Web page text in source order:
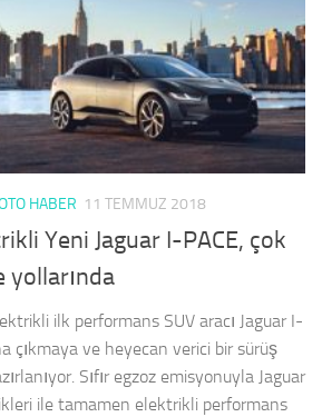
HABER 11 TEMMUZ 2018
Yeni Jaguar I-PACE, çok
yollarında
ilk performans SUV aracı Jaguar I-
çıkmaya ve heyecan verici bir sürüş
Sıfır egzoz emisyonuyla Jaguar
ile tamamen elektrikli performans